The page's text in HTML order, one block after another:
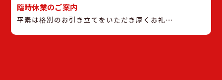
臨時休業のご案内
平素は格別のお引き立てをいただき厚くお礼申